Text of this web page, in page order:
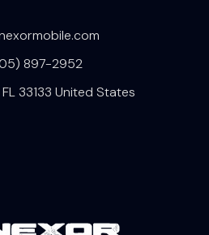
897-2952
33133 United States